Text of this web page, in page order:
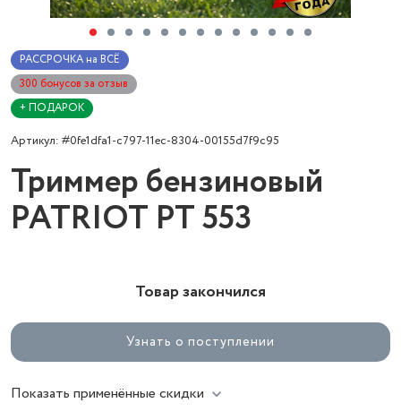
РАССРОЧКА на ВСЁ
300 бонусов за отзыв
+ ПОДАРОК
Артикул: #0fe1dfa1-c797-11ec-8304-00155d7f9c95
Триммер бензиновый
PATRIOT PT 553
Товар закончился
Узнать о поступлении
Показать применённые скидки